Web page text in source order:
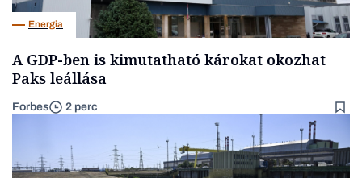
Energia
A GDP-ben is kimutatható károkat okozhat
Paks leállása
Forbes 2 perc